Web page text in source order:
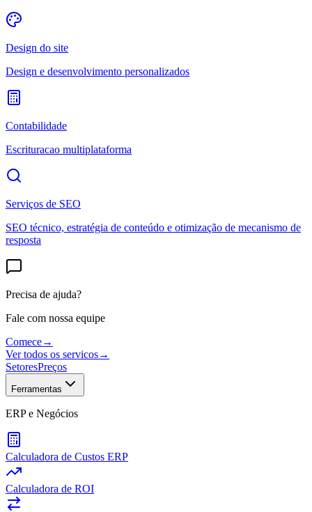
Design do site
Design e desenvolvimento personalizados
Contabilidade
Escrituracao multiplataforma
Serviços de SEO
SEO técnico, estratégia de conteúdo e otimização de mecanismo de
resposta
Precisa de ajuda?
Fale com nossa equipe
Comece→
Ver todos os servicos→
SetoresPreços
Ferramentas
ERP e Negócios
Calculadora de Custos ERP
Calculadora de ROI